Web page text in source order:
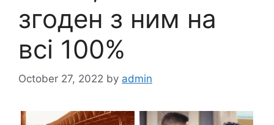
згоден з ним на
всі 100%
October 27, 2022 by admin